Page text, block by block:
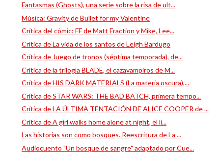
Fantasmas (Ghosts), una serie sobre la risa de ult...
Música: Gravity de Bullet for my Valentine
Crítica del cómic: FF de Matt Fraction y Mike, Lee...
Crítica de La vida de los santos de Leigh Bardugo
Crítica de Juego de tronos (séptima temporada), de...
Crítica de la trilogía BLADE, el cazavampiros de M...
Crítica de HIS DARK MATERIALS (La materia oscura),...
Crítica de STAR WARS: THE BAD BATCH, primera tempo...
Crítica de LA ÚLTIMA TENTACIÓN DE ALICE COOPER de ...
Crítica de A girl walks home alone at night, el li...
Las historias son como bosques. Reescritura de La ...
Audiocuento "Un bosque de sangre" adaptado por Cue...